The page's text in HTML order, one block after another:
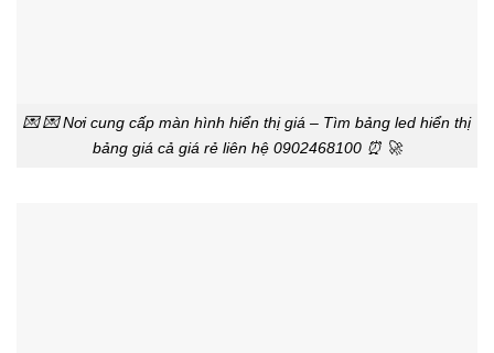
💌 💌 Nơi cung cấp màn hình hiển thị giá – Tìm bảng led hiển thị
bảng giá cả giá rẻ liên hệ 0902468100 ⏰ 🚀